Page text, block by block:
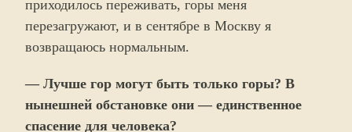
приходилось переживать, горы меня
перезагружают, и в сентябре в Москву я
возвращаюсь нормальным.
— Лучше гор могут быть только горы? В
нынешней обстановке они — единственное
спасение для человека?